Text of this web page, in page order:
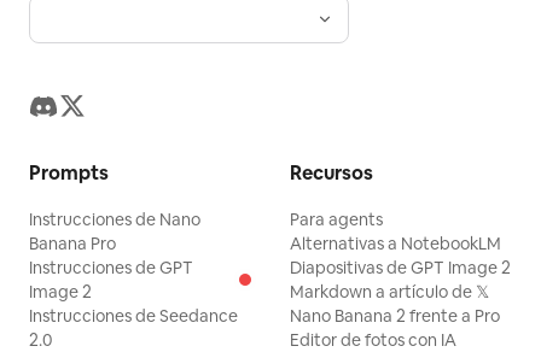
Prompts
Instrucciones de Nano
Banana Pro
Instrucciones de GPT
Image 2
Instrucciones de Seedance
2.0
Recursos
Para agents
Alternativas a NotebookLM
Diapositivas de GPT Image 2
Markdown a artículo de 𝕏
Nano Banana 2 frente a Pro
Editor de fotos con IA